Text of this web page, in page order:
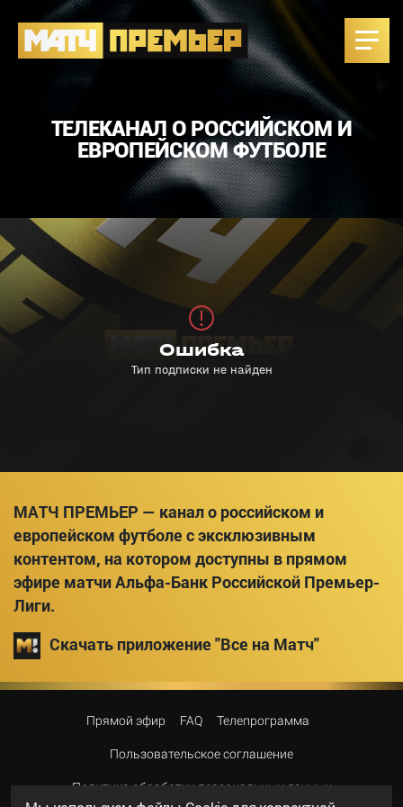
ТЕЛЕКАНАЛ О РОССИЙСКОМ И
ЕВРОПЕЙСКОМ ФУТБОЛЕ
МАТЧ ПРЕМЬЕР — канал о российском и
европейском футболе с эксклюзивным
контентом, на котором доступны в прямом
эфире матчи Альфа-Банк Российской Премьер-
Лиги.
Скачать приложение "Все на Матч"
Прямой эфир FAQ Телепрограмма
Пользовательское соглашение
Политика обработки персональных данных